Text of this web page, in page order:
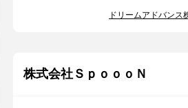
ドリームアドバンス
株式会社ＳｐｏｏｏＮ